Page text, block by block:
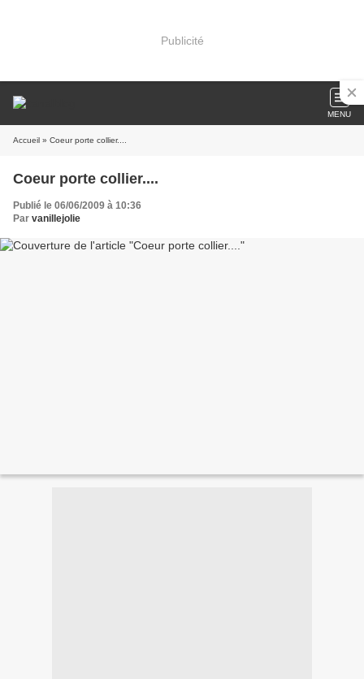
Publicité
MENU
Accueil » Coeur porte collier....
Coeur porte collier....
Publié le 06/06/2009 à 10:36
Par vanillejolie